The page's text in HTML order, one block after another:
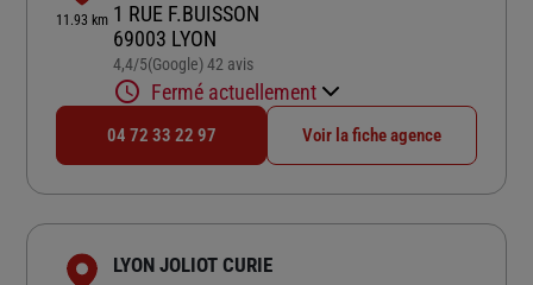
11.93 km 1 RUE F.BUISSON
69003 LYON
4,4/5Note de 4.4 sur 5
(Google) 42 avis
Fermé actuellement
04 72 33 22 97 Voir la fiche agence
LYON JOLIOT CURIE